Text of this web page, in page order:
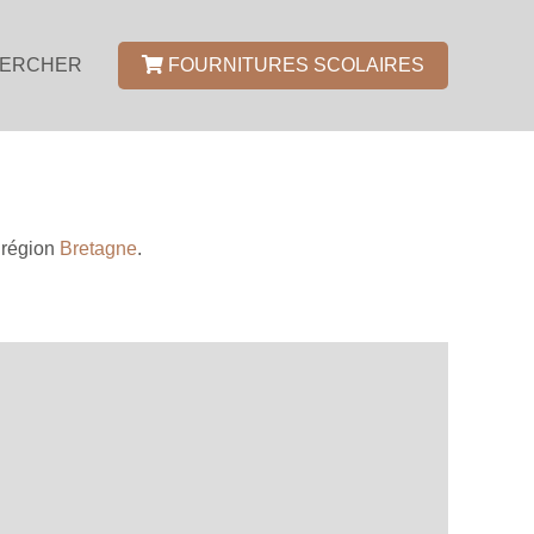
FOURNITURES SCOLAIRES
Bretagne.